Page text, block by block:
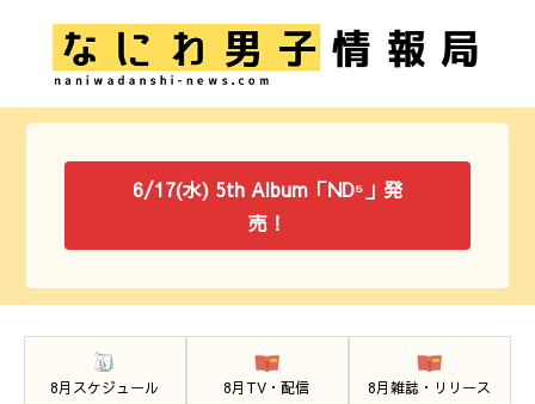
6/17(水) 5th Album「ND⁵」発
売！
8月スケジュール 8月TV・配信 8月雑誌・リリース